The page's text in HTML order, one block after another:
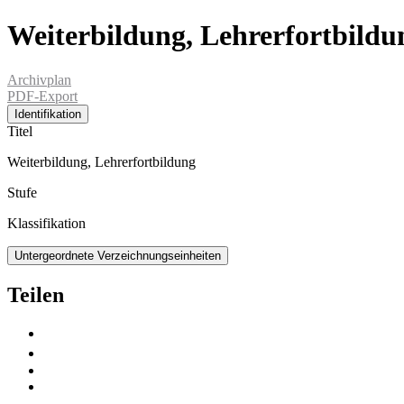
Weiterbildung,
Archivplan
PDF-Export
Identifikation
Titel
Weiterbildung, Lehrerfortbildung
Stufe
Klassifikation
Untergeordnete Verzeichnungseinheiten
Teilen